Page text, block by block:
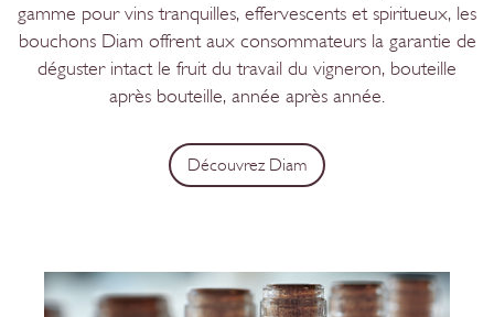
gamme pour vins tranquilles, effervescents et spiritueux, les
bouchons Diam offrent aux consommateurs la garantie de
déguster intact le fruit du travail du vigneron, bouteille
après bouteille, année après année.
Découvrez Diam